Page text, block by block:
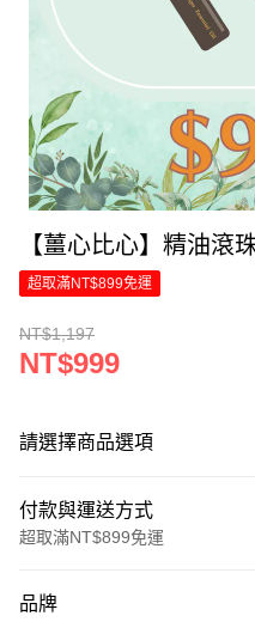
【薑心比心】精油滾
超取滿NT$899免運
NT$1,197
NT$999
請選擇商品選項
付款與運送方式
超取滿NT$899免運
信用卡一次付款
品牌